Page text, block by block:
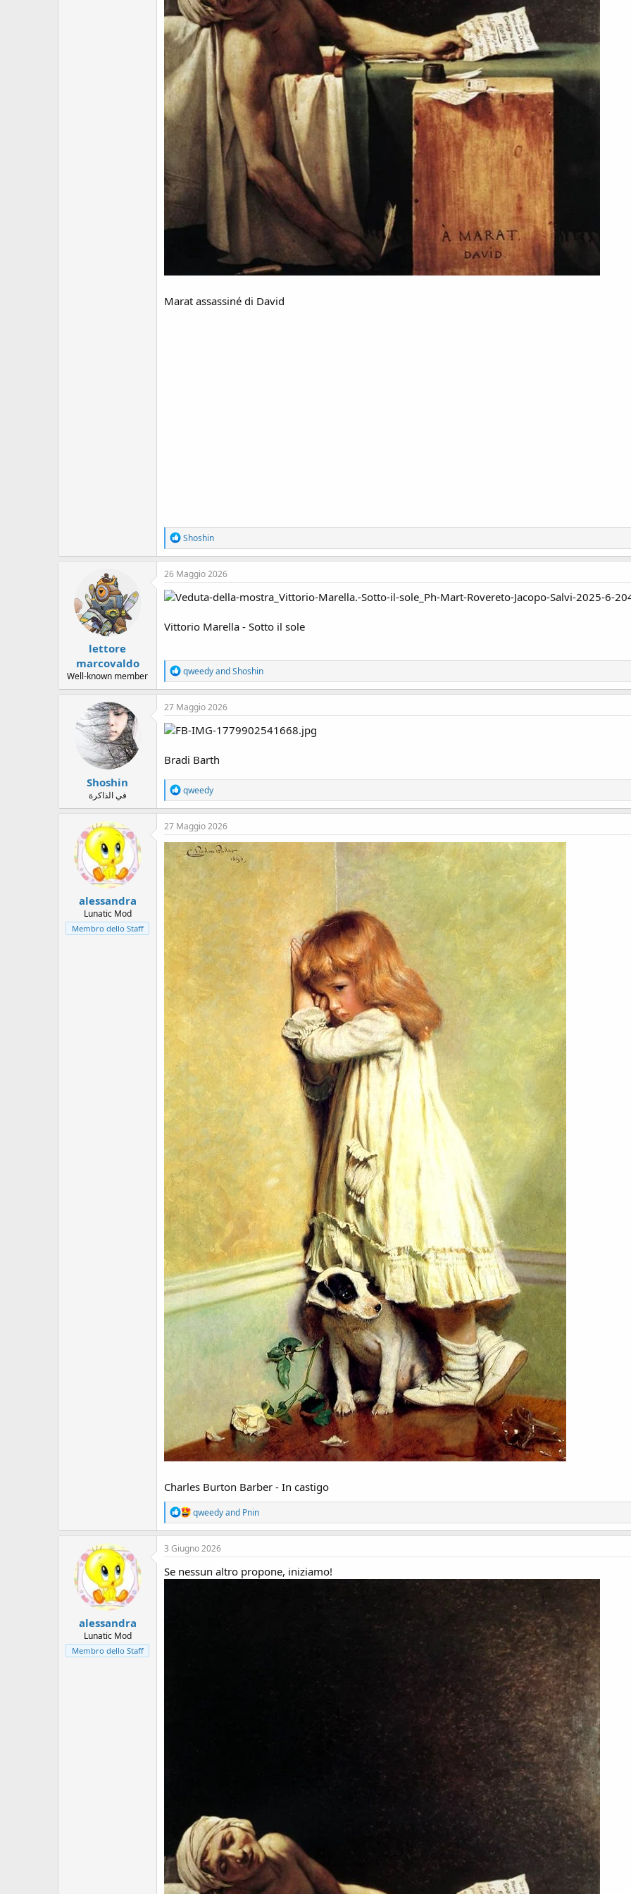
Marat assassiné di David
R
e
a
c
i
o
s
Shoshin
lettore
marcovaldo
Well-known member
26 Maggio 2026
Vittorio Marella - Sotto il sole
R
e
a
c
i
o
s
qweedyandShoshin
Shoshin
في الذاكرة
27 Maggio 2026
Bradi Barth
R
e
a
c
i
o
qweedy
alessandra
Lunatic Mod
Membro dello Staff
27 Maggio 2026
Charles Burton Barber - In castigo
R
e
a
c
i
o
qweedyand Pnin
alessandra
Lunatic Mod
Membro dello Staff
3 Giugno 2026
Se nessun altro propone, iniziamo!